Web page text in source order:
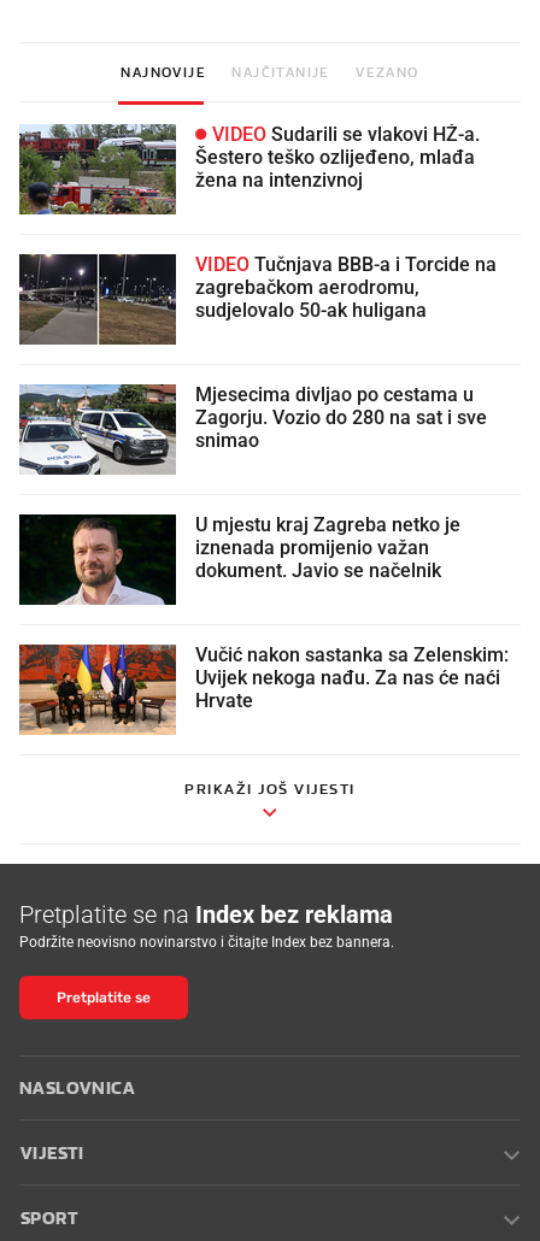
NAJNOVIJE NAJČITANIJE VEZANO
VIDEO
Šestero teško ozlijeđeno, mlađa
žena na intenzivnoj
VIDEO
zagrebačkom aerodromu,
sudjelovalo 50-ak huligana
Mjesecima divljao po cestama u
Zagorju. Vozio do 280 na sat i sve
snimao
U mjestu kraj Zagreba netko je
iznenada promijenio važan
dokument. Javio se načelnik
Vučić nakon sastanka sa Zelenskim:
Uvijek nekoga nađu. Za nas će naći
Hrvate
PRIKAŽI JOŠ VIJESTI
Pretplatite se na Index bez reklama
Podržite neovisno novinarstvo i čitajte Index bez bannera.
Pretplatite se
NASLOVNICA
VIJESTI
SPORT